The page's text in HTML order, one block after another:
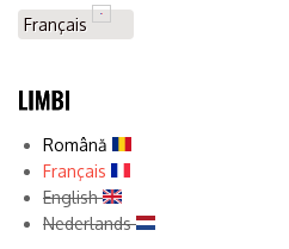
Français
Română
Français
English
Nederlands